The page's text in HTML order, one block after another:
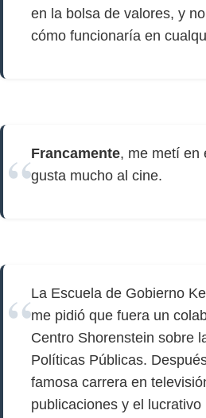
en la bolsa de valores, y
cómo funcionaría en
Francamente, me metí en
gusta mucho al cine.
La Escuela de Gobierno
me pidió que fuera un
Centro Shorenstein sobre
Políticas Públicas.
famosa carrera en
publicaciones y el